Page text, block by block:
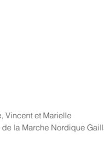
Vincent et Marielle
la Marche Nordique